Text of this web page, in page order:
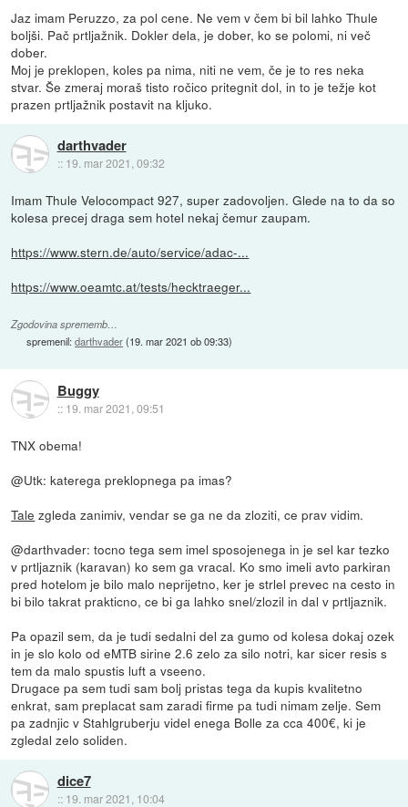
Jaz imam Peruzzo, za pol cene. Ne vem v čem bi bil lahko Thule
boljši. Pač prtljažnik. Dokler dela, je dober, ko se polomi, ni več
dober.
Moj je preklopen, koles pa nima, niti ne vem, če je to res neka
stvar. Še zmeraj moraš tisto ročico pritegnit dol, in to je težje kot
prazen prtljažnik postavit na kljuko.
darthvader
:: 19. mar 2021, 09:32
Imam Thule Velocompact 927, super zadovoljen. Glede na to da so
kolesa precej draga sem hotel nekaj čemur zaupam.
https://www.stern.de/auto/service/adac-...
https://www.oeamtc.at/tests/hecktraeger...
Zgodovina sprememb…
spremenil:darthvader(19. mar 2021 ob 09:33)
Buggy
:: 19. mar 2021, 09:51
TNX obema!
@Utk: katerega preklopnega pa imas?
Tale zgleda zanimiv, vendar se ga ne da zloziti, ce prav vidim.
@darthvader: tocno tega sem imel sposojenega in je sel kar tezko
v prtljaznik (karavan) ko sem ga vracal. Ko smo imeli avto parkiran
pred hotelom je bilo malo neprijetno, ker je strlel prevec na cesto in
bi bilo takrat prakticno, ce bi ga lahko snel/zlozil in dal v prtljaznik.
Pa opazil sem, da je tudi sedalni del za gumo od kolesa dokaj ozek
in je slo kolo od eMTB sirine 2.6 zelo za silo notri, kar sicer resis s
tem da malo spustis luft a vseeno.
Drugace pa sem tudi sam bolj pristas tega da kupis kvalitetno
enkrat, sam preplacat sam zaradi firme pa tudi nimam zelje. Sem
pa zadnjic v Stahlgruberju videl enega Bolle za cca 400€, ki je
zgledal zelo soliden.
dice7
:: 19. mar 2021, 10:04